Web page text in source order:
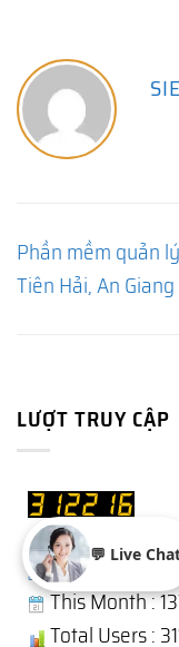
Phần mềm quản
Tiên Hải, An Giang
LƯỢT TRUY CẬP
Users Today :
Users
This Month :
Total Users :
💬 Live